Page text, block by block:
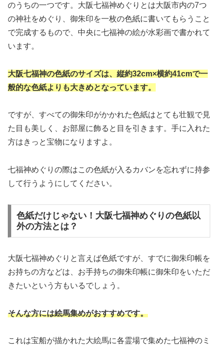
のうちの一つです。大阪七福神めぐりとは大阪市内の7つ
の神社をめぐり、御朱印を一枚の色紙に書いてもらうこと
で完成するもので、中央に七福神の絵が水彩画で書かれて
います。
大阪七福神の色紙のサイズは、縦約32cm×横約41cmで一
般的な色紙よりも大きめとなっています。
ですが、すべての御朱印がかかれた色紙はとても壮観で見
た目も美しく、お部屋に飾ると目を引きます。手に入れた
方はきっと宝物になりますよ。
七福神めぐりの際はこの色紙が入るカバンを忘れずに持参
して行うようにしてください。
色紙だけじゃない！大阪七福神めぐりの色紙以
外の方法とは？
大阪七福神めぐりと言えば色紙ですが、すでに御朱印帳を
お持ちの方などは、お手持ちの御朱印帳に御朱印をいただ
きたいという方もいるでしょう。
そんな方には絵馬集めがおすすめです。
これは宝船が描かれた大絵馬に各霊場で集めた七福神のミ